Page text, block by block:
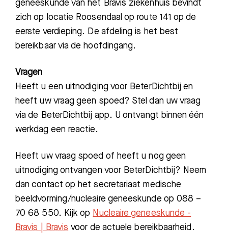
geneeskunde van het Bravis ziekenhuis bevindt
zich op locatie Roosendaal op route 141 op de
eerste verdieping. De afdeling is het best
bereikbaar via de hoofdingang.
Vragen
Heeft u een uitnodiging voor BeterDichtbij en
heeft uw vraag geen spoed? Stel dan uw vraag
via de BeterDichtbij app. U ontvangt binnen één
werkdag een reactie.
Heeft uw vraag spoed of heeft u nog geen
uitnodiging ontvangen voor BeterDichtbij? Neem
dan contact op het secretariaat medische
beeldvorming/nucleaire geneeskunde op 088 –
70 68 550. Kijk op Nucleaire geneeskunde -
Bravis | Bravis voor de actuele bereikbaarheid.